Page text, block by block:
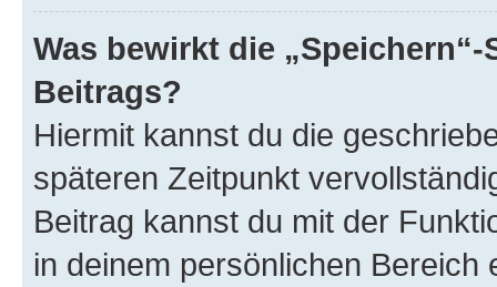
Was bewirkt die
Beitrags?
Hiermit kannst du die
späteren Zeitpunkt
Beitrag kannst du mit der
in deinem persönlichen Bereich